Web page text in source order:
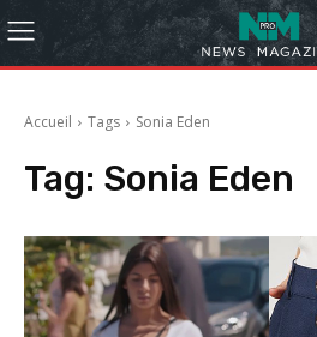
Accueil Tags Sonia Eden
Tag: Sonia Eden